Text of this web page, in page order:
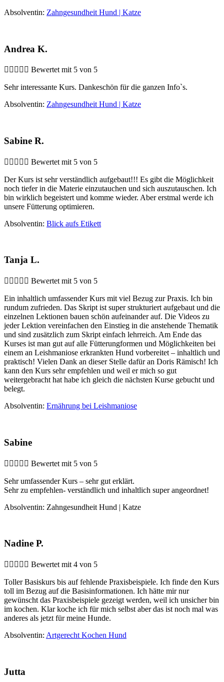
Absolventin: Zahngesundheit Hund | Katze
Andrea K.
     Bewertet mit 5 von 5
Sehr interessante Kurs. Dankeschön für die ganzen Info`s.
Absolventin: Zahngesundheit Hund | Katze
Sabine R.
     Bewertet mit 5 von 5
Der Kurs ist sehr verständlich aufgebaut!!! Es gibt die Möglichkeit
noch tiefer in die Materie einzutauchen und sich auszutauschen. Ich
bin wirklich begeistert und komme wieder. Aber erstmal werde ich
unsere Fütterung optimieren.
Absolventin: Blick aufs Etikett
Tanja L.
     Bewertet mit 5 von 5
Ein inhaltlich umfassender Kurs mit viel Bezug zur Praxis. Ich bin
rundum zufrieden. Das Skript ist super strukturiert aufgebaut und die
einzelnen Lektionen bauen schön aufeinander auf. Die Videos zu
jeder Lektion vereinfachen den Einstieg in die anstehende Thematik
und sind zusätzlich zum Skript einfach lehrreich. Am Ende das
Kurses ist man gut auf alle Fütterungformen und Möglichkeiten bei
einem an Leishmaniose erkrankten Hund vorbereitet – inhaltlich und
praktisch! Vielen Dank an dieser Stelle dafür an Doris Rämisch! Ich
kann den Kurs sehr empfehlen und weil er mich so gut
weitergebracht hat habe ich gleich die nächsten Kurse gebucht und
belegt.
Absolventin: Ernährung bei Leishmaniose
Sabine
     Bewertet mit 5 von 5
Sehr umfassender Kurs – sehr gut erklärt.
Sehr zu empfehlen- verständlich und inhaltlich super angeordnet!
Absolventin: Zahngesundheit Hund | Katze
Nadine P.
     Bewertet mit 4 von 5
Toller Basiskurs bis auf fehlende Praxisbeispiele. Ich finde den Kurs
toll im Bezug auf die Basisinformationen. Ich hätte mir nur
gewünscht das Praxisbeispiele gezeigt werden, weil ich unsicher bin
im kochen. Klar koche ich für mich selbst aber das ist noch mal was
anderes als jetzt für meine Hunde.
Absolventin: Artgerecht Kochen Hund
Jutta